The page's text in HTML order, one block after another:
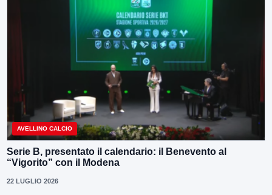
AVELLINO CALCIO
Serie B, presentato il calendario: il Benevento al
“Vigorito” con il Modena
22 LUGLIO 2026